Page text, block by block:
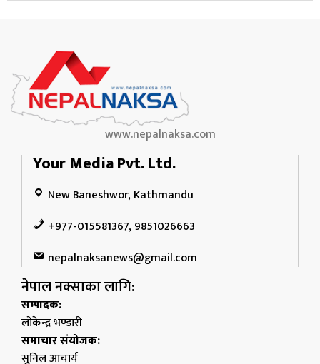
www.nepalnaksa.com
Your Media Pvt. Ltd.
New Baneshwor, Kathmandu
+977-015581367, 9851026663
nepalnaksanews@gmail.com
नेपाल नक्साका लागि:
सम्पादक:
लोकेन्द्र भण्डारी
समाचार संयोजक:
सुनिल आचार्य